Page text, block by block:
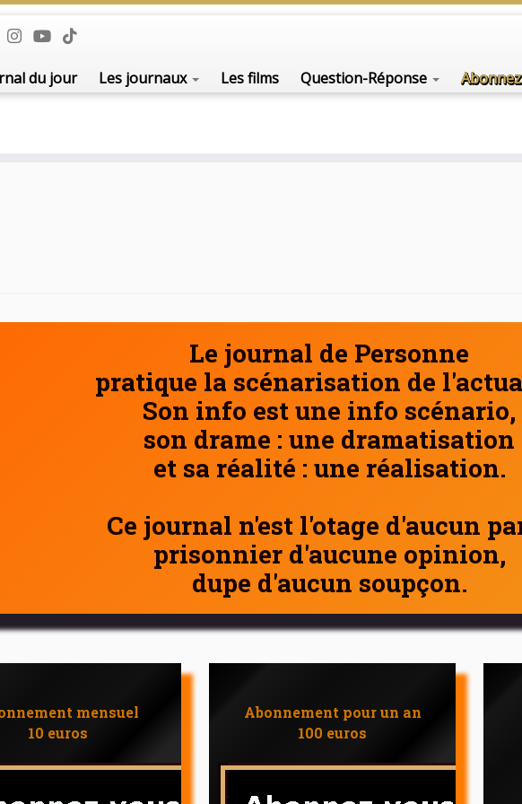
du jour Les journaux Les films Question-Réponse
Le journal de Personne
pratique la scénarisation de
Son info est une info scénario,
son drame : une dramatisation
et sa réalité : une réalisation.
Ce journal n'est l'otage d'aucun
prisonnier d'aucune opinion,
dupe d'aucun soupçon.
mensuel
10 euros
Abonnement pour un an
100 euros